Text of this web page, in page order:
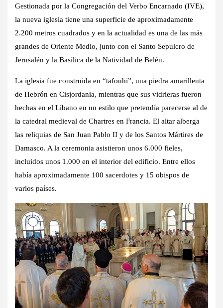
Gestionada por la Congregación del Verbo Encarnado (IVE),
la nueva iglesia tiene una superficie de aproximadamente
2.200 metros cuadrados y en la actualidad es una de las más
grandes de Oriente Medio, junto con el Santo Sepulcro de
Jerusalén y la Basílica de la Natividad de Belén.
La iglesia fue construida en “tafouhi”, una piedra amarillenta
de Hebrón en Cisjordania, mientras que sus vidrieras fueron
hechas en el Líbano en un estilo que pretendía parecerse al de
la catedral medieval de Chartres en Francia. El altar alberga
las reliquias de San Juan Pablo II y de los Santos Mártires de
Damasco. A la ceremonia asistieron unos 6.000 fieles,
incluidos unos 1.000 en el interior del edificio. Entre ellos
había aproximadamente 100 sacerdotes y 15 obispos de
varios países.